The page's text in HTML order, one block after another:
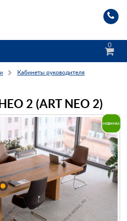
0
Кабинеты руководителя
2 (ART NEO 2)